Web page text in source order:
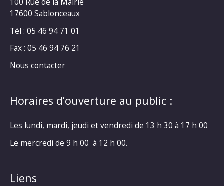
17600 Sablonceaux
Tél : 05 46 94 71 01
Fax : 05 46 94 76 21
Nous contacter
Horaires d’ouverture au public :
Les lundi, mardi, jeudi et vendredi de 13 h 30 à 17 h 00
Le mercredi de 9 h 00 à 12 h 00.
Liens